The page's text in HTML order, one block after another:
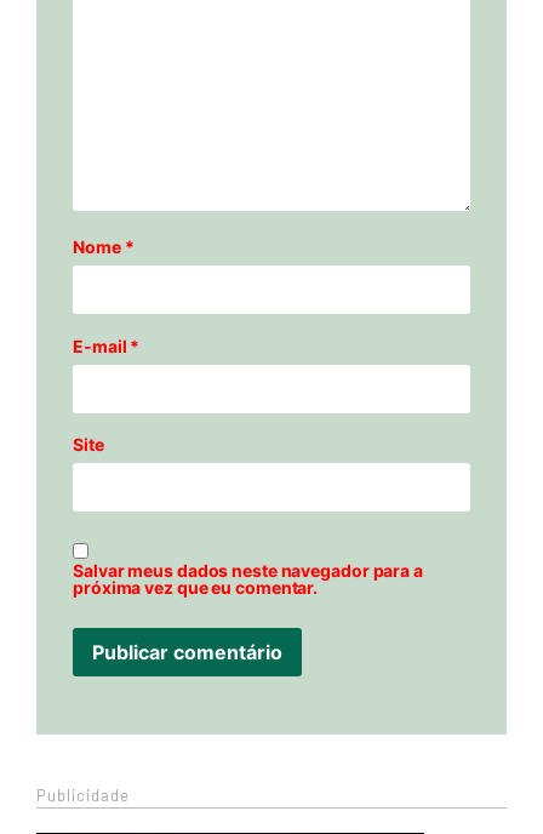
Nome *
E-mail *
Site
Salvar meus dados neste navegador para a
próxima vez que eu comentar.
Publicidade